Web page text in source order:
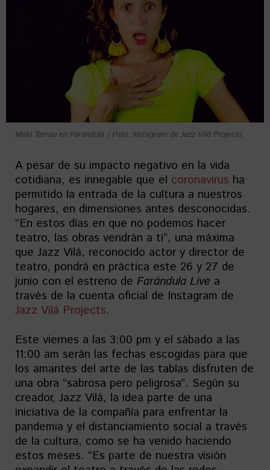
Malú Tarrau en Farándula / Foto: Instagram de Jazz Vilá Projects
A pesar de su impacto negativo en la vida
cotidiana, es innegable que el coronavirus ha
permitido la entrada de la cultura a nuestros
hogares, en dimensiones antes desconocidas.
“En estos días en que no podemos hacer
teatro, las obras vendrán a ti”, una máxima
que Jazz Vilá, reconocido actor y director de
teatro, pondrá en práctica este 26 y 27 de
junio con el estreno de Farándula Live a
través de la cuenta oficial de Instagram de
Jazz Vilá Projects.
Este viernes a las 3:00 pm y el sábado a las
11:00 am serán las fechas escogidas para que
los amantes del arte de las tablas disfruten de
una obra “sabrosa pero peligrosa”. Según su
creador, Jazz Vilá, la idea parte de una
iniciativa de la compañía para enfrentar la
pandemia y el distanciamiento social a través
de la cultura, como se ha venido haciendo
estos meses. “Es parte de nuestra visión